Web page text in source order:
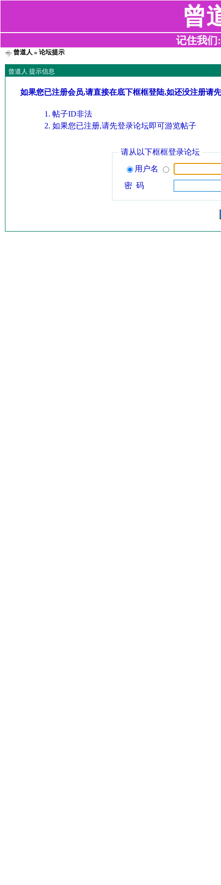
曾
记住我们
曾道人 » 论坛提示
曾道人 提示信息
如果您已注册会员,请直接在底下框框登陆,如还没注册请
帖子ID非法
如果您已注册,请先登录论坛即可游览帖子
请从以下框框登录论坛
用户名
密 码